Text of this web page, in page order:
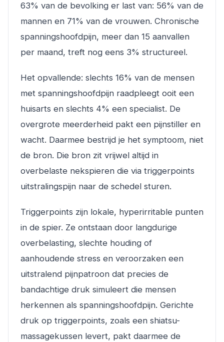
63% van de bevolking er last van: 56% van de
mannen en 71% van de vrouwen. Chronische
spanningshoofdpijn, meer dan 15 aanvallen
per maand, treft nog eens 3% structureel.
Het opvallende: slechts 16% van de mensen
met spanningshoofdpijn raadpleegt ooit een
huisarts en slechts 4% een specialist. De
overgrote meerderheid pakt een pijnstiller en
wacht. Daarmee bestrijd je het symptoom, niet
de bron. Die bron zit vrijwel altijd in
overbelaste nekspieren die via triggerpoints
uitstralingspijn naar de schedel sturen.
Triggerpoints zijn lokale, hyperirritable punten
in de spier. Ze ontstaan door langdurige
overbelasting, slechte houding of
aanhoudende stress en veroorzaken een
uitstralend pijnpatroon dat precies de
bandachtige druk simuleert die mensen
herkennen als spanningshoofdpijn. Gerichte
druk op triggerpoints, zoals een shiatsu-
massagekussen levert, pakt daarmee de